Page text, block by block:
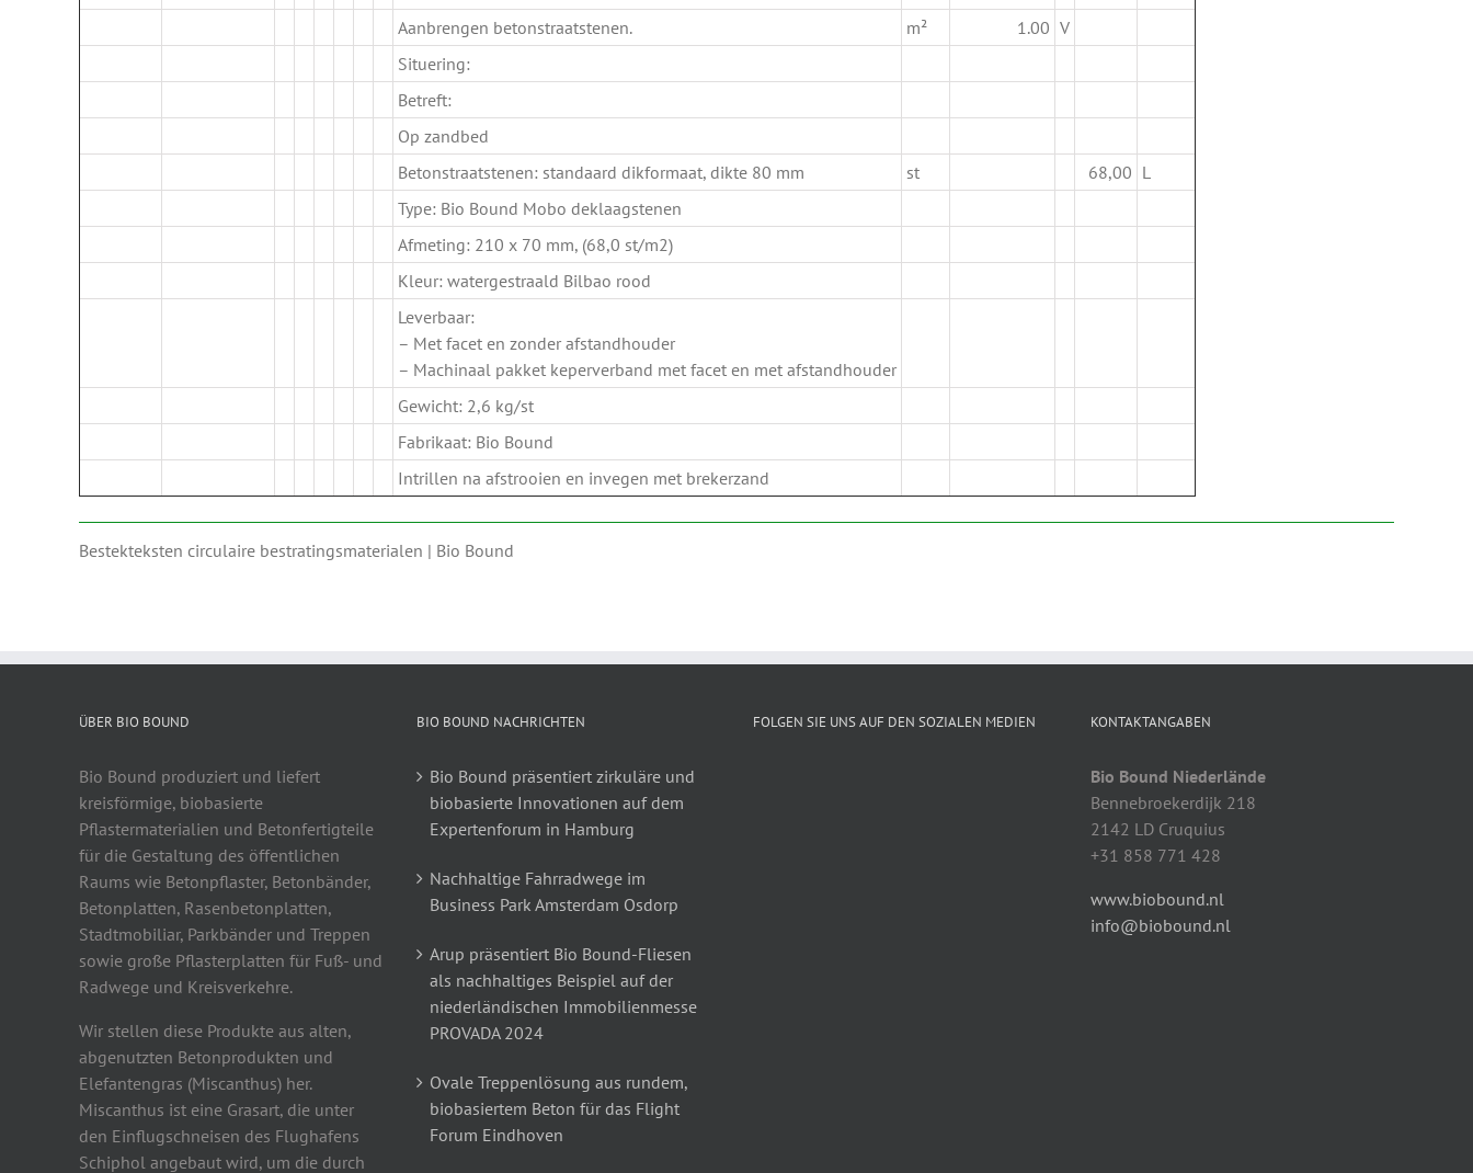
Aanbrengen betonstraatstenen.
m² 1.00 V
Situering:
Betreft:
Op zandbed
Betonstraatstenen: standaard dikformaat, dikte 80 mm
st 68,00 L
Type: Bio Bound Mobo deklaagstenen
Afmeting: 210 x 70 mm, (68,0 st/m2)
Kleur: watergestraald Bilbao rood
Leverbaar:
– Met facet en zonder afstandhouder
– Machinaal pakket keperverband met facet en met afstandhouder
Gewicht: 2,6 kg/st
Fabrikaat: Bio Bound
Intrillen na afstrooien en invegen met brekerzand
Bestekteksten circulaire bestratingsmaterialen | Bio Bound
ÜBER BIO BOUND
Bio Bound produziert und liefert
kreisförmige, biobasierte
Pflastermaterialien und Betonfertigteile
für die Gestaltung des öffentlichen
Raums wie Betonpflaster, Betonbänder,
Betonplatten, Rasenbetonplatten,
Stadtmobiliar, Parkbänder und Treppen
sowie große Pflasterplatten für Fuß- und
Radwege und Kreisverkehre.
Wir stellen diese Produkte aus alten,
abgenutzten Betonprodukten und
Elefantengras (Miscanthus) her.
Miscanthus ist eine Grasart, die unter
den Einflugschneisen des Flughafens
Schiphol angebaut wird, um die durch
BIO BOUND NACHRICHTEN
Bio Bound präsentiert zirkuläre und
biobasierte Innovationen auf dem
Expertenforum in Hamburg
Nachhaltige Fahrradwege im
Business Park Amsterdam Osdorp
Arup präsentiert Bio Bound-Fliesen
als nachhaltiges Beispiel auf der
niederländischen Immobilienmesse
PROVADA 2024
Ovale Treppenlösung aus rundem,
biobasiertem Beton für das Flight
Forum Eindhoven
FOLGEN SIE UNS AUF DEN SOZIALEN MEDIEN KONTAKTANGABEN
Bio Bound Niederlände
Bennebroekerdijk 218
2142 LD Cruquius
+31 858 771 428
www.biobound.nl
info@biobound.nl